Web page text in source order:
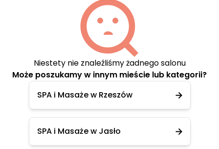
Niestety nie znaleźliśmy żadnego salonu
Może poszukamy w innym mieście lub kategorii?
SPA i Masaże w Rzeszów
SPA i Masaże w Jasło